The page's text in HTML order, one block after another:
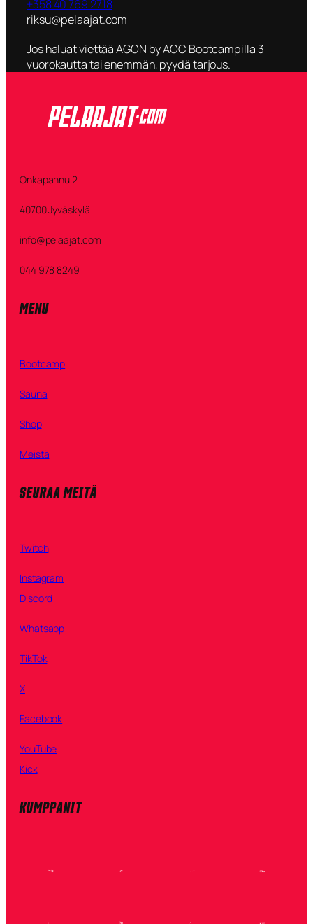
+358 40 769 2718
riksu@pelaajat.com
Jos haluat viettää AGON by AOC Bootcampilla 3
vuorokautta tai enemmän, pyydä tarjous.
Onkapannu 2
40700 Jyväskylä
info@pelaajat.com
044 978 8249
MENU
Bootcamp
Sauna
Shop
Meistä
SEURAA MEITÄ
Twitch
Instagram
Discord
Whatsapp
TikTok
X
Facebook
YouTube
Kick
KUMPPANIT